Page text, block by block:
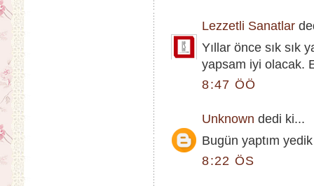
Lezzetli Sanatlar
Yıllar önce sık sık
yapsam iyi olacak.
8:47 ÖÖ
Unknown dedi ki...
Bugün yaptım
8:22 ÖS